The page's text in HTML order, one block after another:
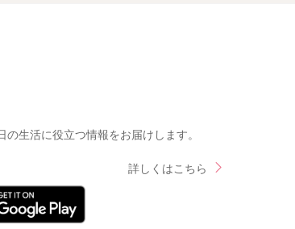
生活に役立つ情報をお届けします。
詳しくはこちら